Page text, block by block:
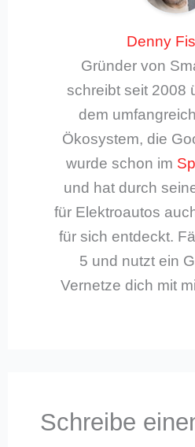
Denny
Gründer von
schreibt seit 2008
dem
Ökosystem, die
wurde schon im
und hat durch
für Elektroautos
für sich entdeckt.
5 und nutzt ein
Vernetze dich mit
Schreibe